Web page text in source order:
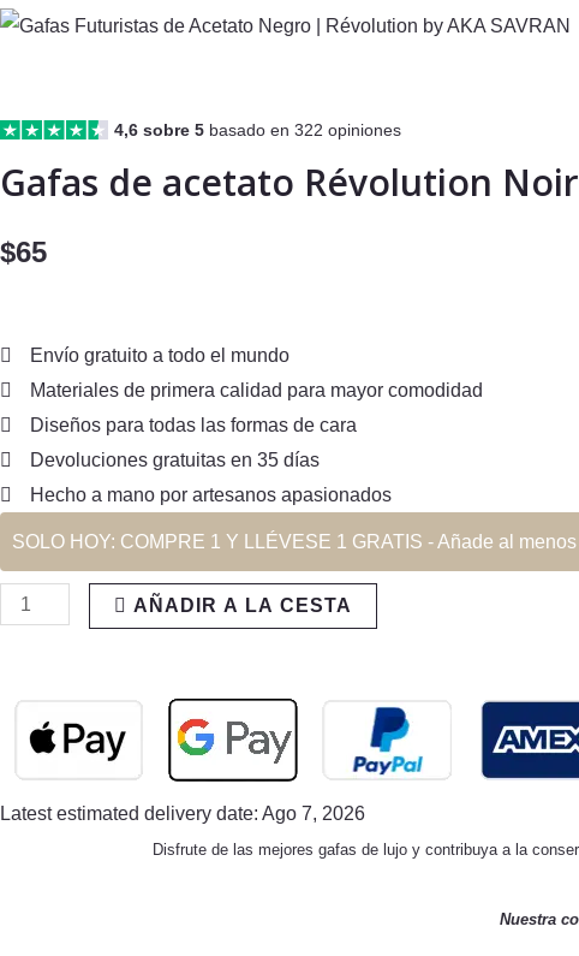
4,6 sobre 5 basado en 322 opiniones
Gafas de acetato Révolution Noir
$65
Envío gratuito a todo el mundo
Materiales de primera calidad para mayor comodidad
Diseños para todas las formas de cara
Devoluciones gratuitas en 35 días
Hecho a mano por artesanos apasionados
SOLO HOY: COMPRE 1 Y LLÉVESE 1 GRATIS - Añade al
AÑADIR A LA CESTA
Latest estimated delivery date: Ago 7, 2026
Disfrute de las mejores gafas de lujo y contribuya a la
Nuestra